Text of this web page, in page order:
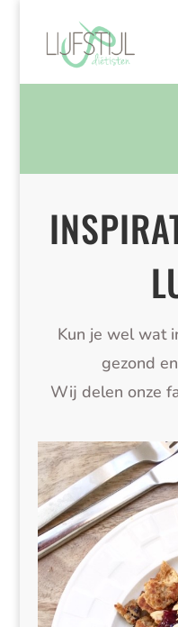
Kun je wel wat
gezond
Wij delen onze